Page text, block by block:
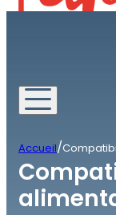
Accueil/